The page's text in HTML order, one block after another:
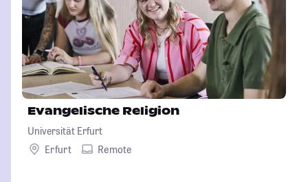
Evangelische Religion
Universität Erfurt
Erfurt
Remote